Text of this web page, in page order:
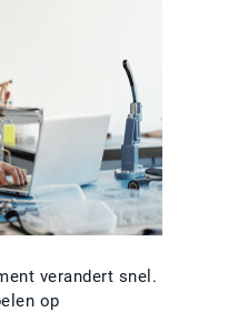
verandert snel.
op